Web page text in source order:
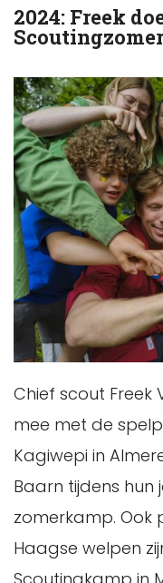
2024: Freek
Chief scout Freek
mee met de
Kagiwepi in
Baarn tijdens hun
zomerkamp. Ook
Haagse welpen